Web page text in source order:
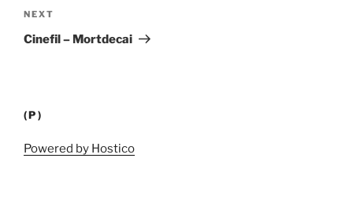
Next
Post
NEXT
Cinefil – Mortdecai
(P)
Powered by Hostico